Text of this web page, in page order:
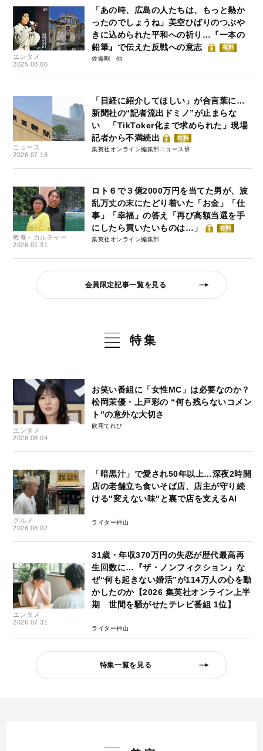
エンタメ
2025.08.06
「あの時、広島の人たちは、もっと熱か
ったのでしょうね」美空ひばりのつぶや
きに込められた平和への祈り…『一本の
鉛筆』で伝えた反戦への意志
有料
佐藤剛
ニュース
2026.07.18
「日経に紹介してほしい」が合言葉に…
新聞社の“記者流出ドミノ”が止まらな
い 「TikToker化まで求められた」現場
記者から不満続出
有料
集英社オンライン編集部ニュース班
教養・カルチャー
2026.01.31
ロト６で３億2000万円を当てた男が、波
乱万丈の末にたどり着いた「お金」「仕
事」「幸福」の答え「再び高額当選を手
にしたら買いたいものは…」
有料
集英社オンライン編集部
会員限定記事一覧を見る
特集
エンタメ
2026.08.04
お笑い番組に「女性MC」は必要なのか？
松岡茉優・上戸彩の “何も残らないコメン
ト”の意外な大切さ
飲用てれび
グルメ
2026.08.02
「暗黒汁」で愛され50年以上…深夜2時開
店の老舗立ち食いそば店、店主が守り続
ける"変えない味"と裏で店を支えるAI
ライター神山
エンタメ
2026.07.31
31歳・年収370万円の失恋が歴代最高再
生回数に…『ザ・ノンフィクション』な
ぜ“何も起きない婚活”が114万人の心を動
かしたのか【2026 集英社オンライン上半
期 世間を騒がせたテレビ番組 1位】
ライター神山
特集一覧を見る